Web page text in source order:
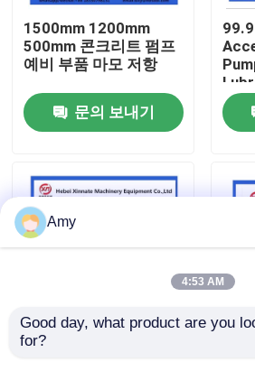
회사 소개
공장 투어
품질 관리
연락처
견적 요청
1500mm 1200mm
500mm 콘크리트 펌프
예비 부품 마모 저항
문의 보내기
Pipe
500x500 Concrete
Amy
4:53 AM
Good day, what product are you
for?